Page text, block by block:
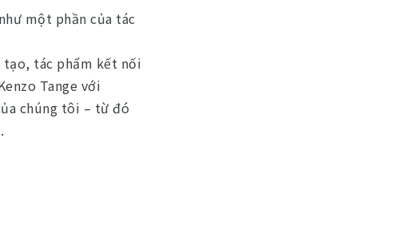
một phần của tác
tạo, tác phẩm kết nối
Tange với
chúng tôi – từ đó